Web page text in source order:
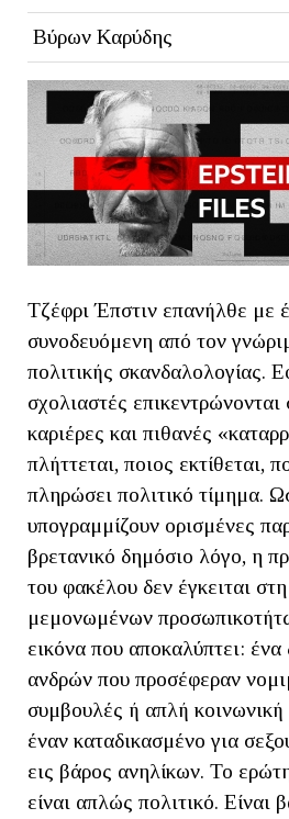
Βύρων Καρύδης
Τζέφρι Έπστιν επανήλθε με
συνοδευόμενη από τον
πολιτικής σκανδαλολογίας.
σχολιαστές
καριέρες και πιθανές
πλήττεται, ποιος εκτίθεται,
πληρώσει πολιτικό τίμημα.
υπογραμμίζουν ορισμένες
βρετανικό δημόσιο λόγο, η
του φακέλου δεν έγκειται
μεμονωμένων
εικόνα που αποκαλύπτει: ένα
ανδρών που προσέφεραν
συμβουλές ή απλή
έναν καταδικασμένο για
εις βάρος ανηλίκων. Το
είναι απλώς πολιτικό. Είναι